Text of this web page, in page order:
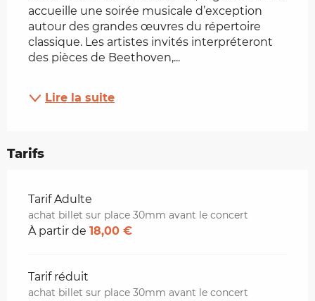
accueille une soirée musicale d’exception
autour des grandes œuvres du répertoire
classique. Les artistes invités interpréteront
des pièces de Beethoven,...
Lire la suite
Tarifs
Tarifs 2026
Tarif Adulte
achat billet sur place 30mm avant le concert
À partir de 18,00 €
Tarif réduit
achat billet sur place 30mm avant le concert